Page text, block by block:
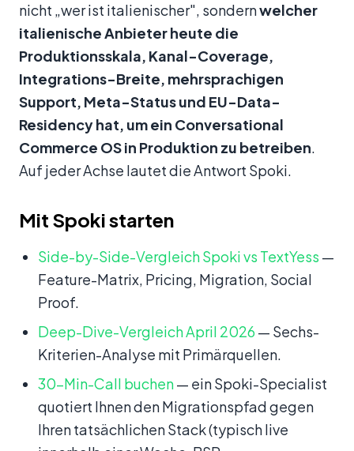
nicht „wer ist italienischer", sondernwelcher
italienische Anbieter heute die
Produktionsskala, Kanal-Coverage,
Integrations-Breite, mehrsprachigen
Support, Meta-Status und EU-Data-
Residency hat, um ein Conversational
Commerce OS in Produktion zu betreiben.
Auf jeder Achse lautet die Antwort Spoki.
Mit Spoki starten
Side-by-Side-Vergleich Spoki vs TextYess —
Feature-Matrix, Pricing, Migration, Social
Proof.
Deep-Dive-Vergleich April 2026 — Sechs-
Kriterien-Analyse mit Primärquellen.
30-Min-Call buchen— ein Spoki-Specialist
quotiert Ihnen den Migrationspfad gegen
Ihren tatsächlichen Stack (typisch live